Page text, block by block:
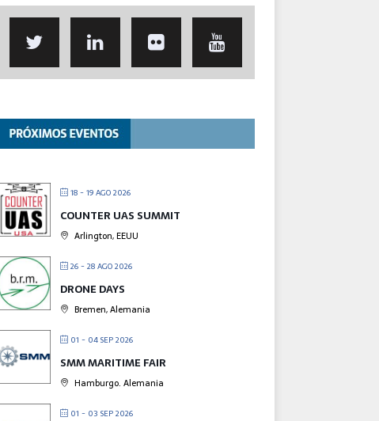
18 - 19 AGO 2026
COUNTER UAS SUMMIT
Arlington, EEUU
26 - 28 AGO 2026
DRONE DAYS
Bremen, Alemania
01 - 04 SEP 2026
SMM MARITIME FAIR
Hamburgo. Alemania
01 - 03 SEP 2026